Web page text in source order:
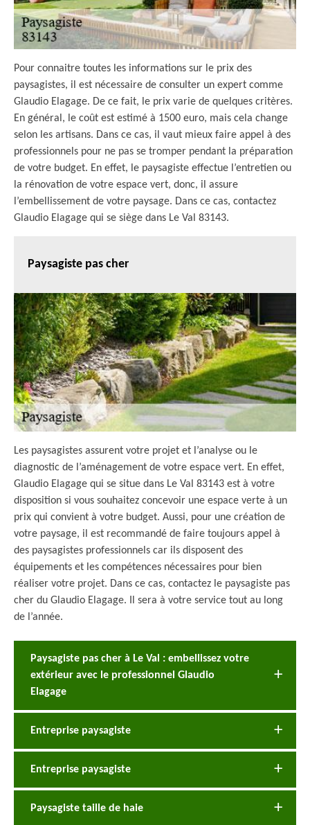
Pour connaitre toutes les informations sur le prix des
paysagistes, il est nécessaire de consulter un expert comme
Glaudio Elagage. De ce fait, le prix varie de quelques critères.
En général, le coût est estimé à 1500 euro, mais cela change
selon les artisans. Dans ce cas, il vaut mieux faire appel à des
professionnels pour ne pas se tromper pendant la préparation
de votre budget. En effet, le paysagiste effectue l’entretien ou
la rénovation de votre espace vert, donc, il assure
l’embellissement de votre paysage. Dans ce cas, contactez
Glaudio Elagage qui se siège dans Le Val 83143.
Paysagiste pas cher
Les paysagistes assurent votre projet et l’analyse ou le
diagnostic de l’aménagement de votre espace vert. En effet,
Glaudio Elagage qui se situe dans Le Val 83143 est à votre
disposition si vous souhaitez concevoir une espace verte à un
prix qui convient à votre budget. Aussi, pour une création de
votre paysage, il est recommandé de faire toujours appel à
des paysagistes professionnels car ils disposent des
équipements et les compétences nécessaires pour bien
réaliser votre projet. Dans ce cas, contactez le paysagiste pas
cher du Glaudio Elagage. Il sera à votre service tout au long
de l’année.
Paysagiste pas cher à Le Val : embellissez votre
extérieur avec le professionnel Glaudio
Elagage
Entreprise paysagiste
Entreprise paysagiste
Paysagiste taille de haie